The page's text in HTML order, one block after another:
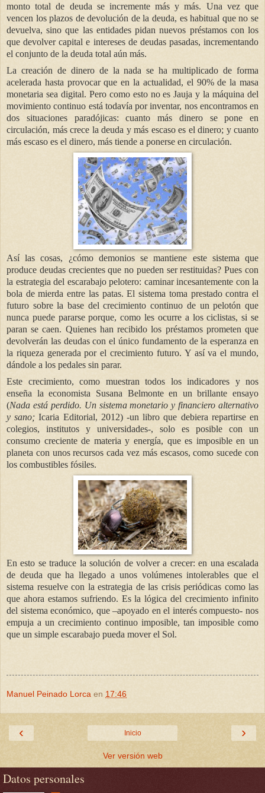
monto total de deuda se incremente más y más. Una vez que
vencen los plazos de devolución de la deuda, es habitual que no se
devuelva, sino que las entidades pidan nuevos préstamos con los
que devolver capital e intereses de deudas pasadas, incrementando
el conjunto de la deuda total aún más.
La creación de dinero de la nada se ha multiplicado de forma
acelerada hasta provocar que en la actualidad, el 90% de la masa
monetaria sea digital. Pero como esto no es Jauja y la máquina del
movimiento continuo está todavía por inventar, nos encontramos en
dos situaciones paradójicas: cuanto más dinero se pone en
circulación, más crece la deuda y más escaso es el dinero; y cuanto
más escaso es el dinero, más tiende a ponerse en circulación.
Así las cosas, ¿cómo demonios se mantiene este sistema que
produce deudas crecientes que no pueden ser restituidas? Pues con
la estrategia del escarabajo pelotero: caminar incesantemente con la
bola de mierda entre las patas. El sistema toma prestado contra el
futuro sobre la base del crecimiento continuo de un pelotón que
nunca puede pararse porque, como les ocurre a los ciclistas, si se
paran se caen. Quienes han recibido los préstamos prometen que
devolverán las deudas con el único fundamento de la esperanza en
la riqueza generada por el crecimiento futuro. Y así va el mundo,
dándole a los pedales sin parar.
Este crecimiento, como muestran todos los indicadores y nos
enseña la economista Susana Belmonte en un brillante ensayo
(Nada está perdido. Un sistema monetario y financiero alternativo
y sano; Icaria Editorial, 2012) -un libro que debiera repartirse en
colegios, institutos y universidades-, solo es posible con un
consumo creciente de materia y energía, que es imposible en un
planeta con unos recursos cada vez más escasos, como sucede con
los combustibles fósiles.
En esto se traduce la solución de volver a crecer: en una escalada
de deuda que ha llegado a unos volúmenes intolerables que el
sistema resuelve con la estrategia de las crisis periódicas como las
que ahora estamos sufriendo. Es la lógica del crecimiento infinito
del sistema económico, que –apoyado en el interés compuesto- nos
empuja a un crecimiento continuo imposible, tan imposible como
que un simple escarabajo pueda mover el Sol.
Manuel Peinado Lorca en 17:46
‹ ›
Inicio
Ver versión web
Datos personales